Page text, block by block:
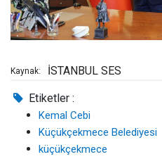
Kaynak: İSTANBUL SES
Etiketler :
Kemal Cebi
Küçükçekmece Belediyesi
küçükçekmece